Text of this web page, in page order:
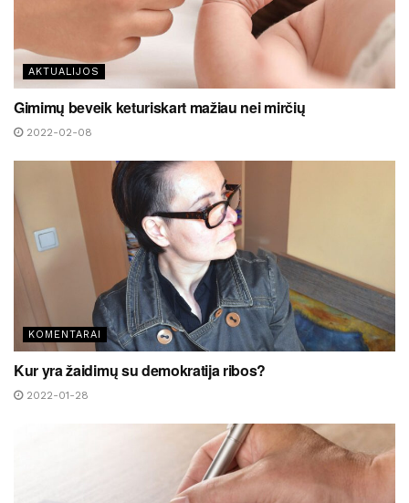
AKTUALIJOS
Gimimų beveik keturiskart mažiau nei mirčių
2022-02-08
KOMENTARAI
Kur yra žaidimų su demokratija ribos?
2022-01-28